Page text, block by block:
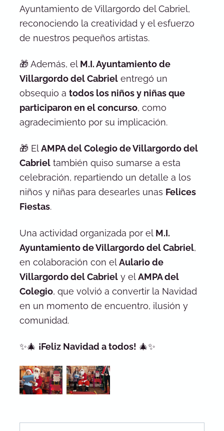
Ayuntamiento de Villargordo del Cabriel,
reconociendo la creatividad y el esfuerzo
de nuestros pequeños artistas.
🎁 Además, el M.I. Ayuntamiento de
Villargordo del Cabrielentregó un
obsequio a todos los niños y niñas que
participaron en el concurso, como
agradecimiento por su implicación.
🎁 ElAMPA del Colegio de Villargordo del
Cabrieltambién quiso sumarse a esta
celebración, repartiendo un detalle a los
niños y niñas para desearles unas Felices
Fiestas.
Una actividad organizada por el M.I.
Ayuntamiento de Villargordo del Cabriel,
en colaboración con elAulario de
Villargordo del Cabriely elAMPA del
Colegio, que volvió a convertir la Navidad
en un momento de encuentro, ilusión y
comunidad.
✨🎄 ¡Feliz Navidad a todos! 🎄✨